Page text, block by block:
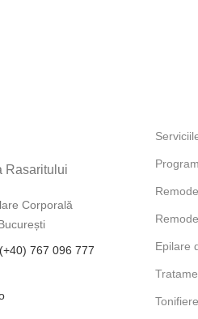
Rasaritului
Corporală
(+40) 767 096 777 Epilare